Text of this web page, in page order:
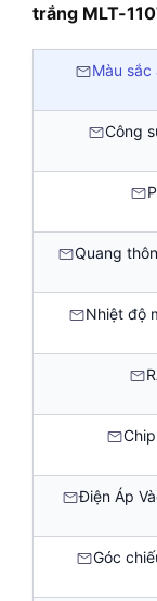
trắng MLT-
Màu sắc
Công
Quang
Nhiệt độ
Điện Áp
Góc